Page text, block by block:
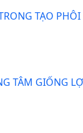
TẠO
TÂM GIỐNG